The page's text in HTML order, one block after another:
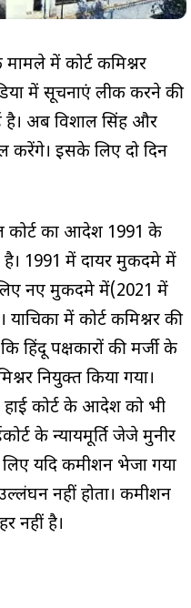
मामले में कोर्ट कमिश्नर
में सूचनाएं लीक करने की
है। अब विशाल सिंह और
करेंगे। इसके लिए दो दिन
कोर्ट का आदेश 1991 के
1991 में दायर मुकदमे में
नए मुकदमे में(2021 में
याचिका में कोर्ट कमिश्नर की
हिंदू पक्षकारों की मर्जी के
नियुक्त किया गया।
हाई कोर्ट के आदेश को भी
के न्यायमूर्ति जेजे मुनीर
यदि कमीशन भेजा गया
नहीं होता। कमीशन
नहीं है।